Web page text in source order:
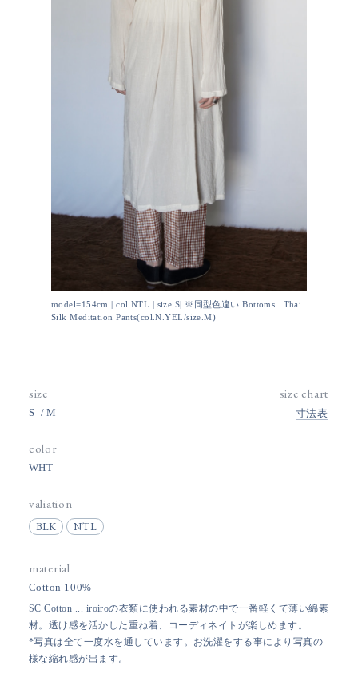
model=154cm | col.NTL | size.S| ※同型色違い Bottoms...Thai
Silk Meditation Pants(col.N.YEL/size.M)
size size chart
S M 寸法表
color
WHT
valiation
BLK NTL
material
Cotton 100%
SC Cotton ... iroiroの衣類に使われる素材の中で一番軽くて薄い綿素
材。透け感を活かした重ね着、コーディネイトが楽しめます。
*写真は全て一度水を通しています。お洗濯をする事により写真の
様な縮れ感が出ます。